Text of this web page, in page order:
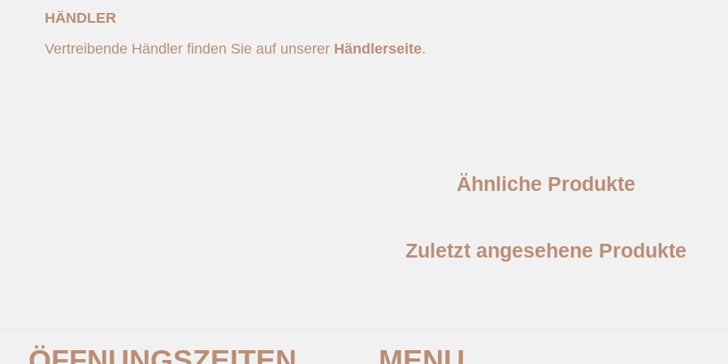
HÄNDLER
Vertreibende Händler finden Sie auf unserer Händlerseite.
Ähnliche Produkte
Zuletzt angesehene Produkte